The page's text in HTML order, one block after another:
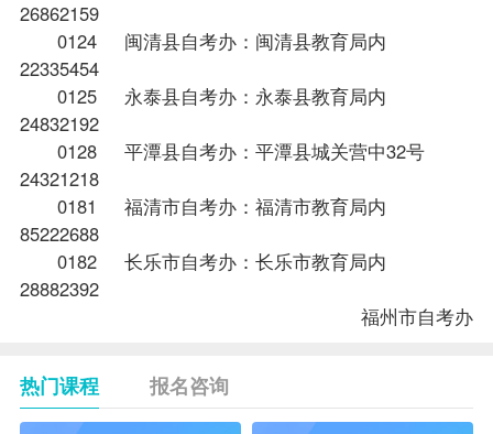
26862159
0124 闽清县自考办：闽清县教育局内
22335454
0125 永泰县自考办：永泰县教育局内
24832192
0128 平潭县自考办：平潭县城关营中32号
24321218
0181 福清市自考办：福清市教育局内
85222688
0182 长乐市自考办：长乐市教育局内
28882392
福州市自考办
热门课程 报名咨询